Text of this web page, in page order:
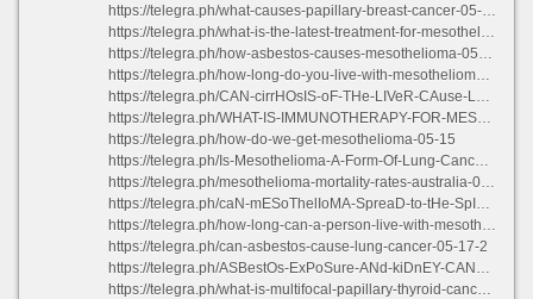
https://telegra.ph/what-causes-papillary-breast-cancer-05-16-2
https://telegra.ph/what-is-the-latest-treatment-for-mesothelioma-05-16
https://telegra.ph/how-asbestos-causes-mesothelioma-05-16-4
https://telegra.ph/how-long-do-you-live-with-mesothelioma-05-16
https://telegra.ph/CAN-cirrHOsIS-oF-THe-LIVeR-CAuse-LUnG-PROBLEMS-05-16-2
https://telegra.ph/WHAT-IS-IMMUNOTHERAPY-FOR-MESOTHELIOMA-05-16-2
https://telegra.ph/how-do-we-get-mesothelioma-05-15
https://telegra.ph/Is-Mesothelioma-A-Form-Of-Lung-Cancer-05-16
https://telegra.ph/mesothelioma-mortality-rates-australia-05-16-4
https://telegra.ph/caN-mESoThelIoMA-SpreaD-to-tHe-SpINe-05-16-3
https://telegra.ph/how-long-can-a-person-live-with-mesothelioma-05-17
https://telegra.ph/can-asbestos-cause-lung-cancer-05-17-2
https://telegra.ph/ASBestOs-ExPoSure-ANd-kiDnEY-CANceR-05-16-3
https://telegra.ph/what-is-multifocal-papillary-thyroid-cancer-05-16-3